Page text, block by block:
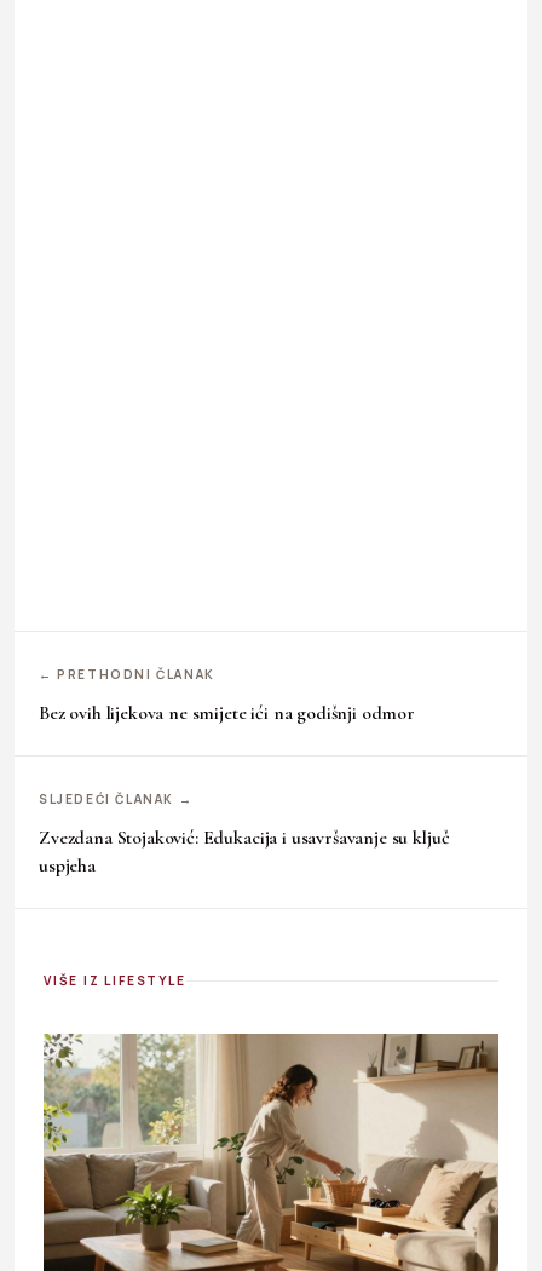
← PRETHODNI ČLANAK
Bez ovih lijekova ne smijete ići na godišnji odmor
SLJEDEĆI ČLANAK →
Zvezdana Stojaković: Edukacija i usavršavanje su ključ
uspjeha
VIŠE IZ LIFESTYLE